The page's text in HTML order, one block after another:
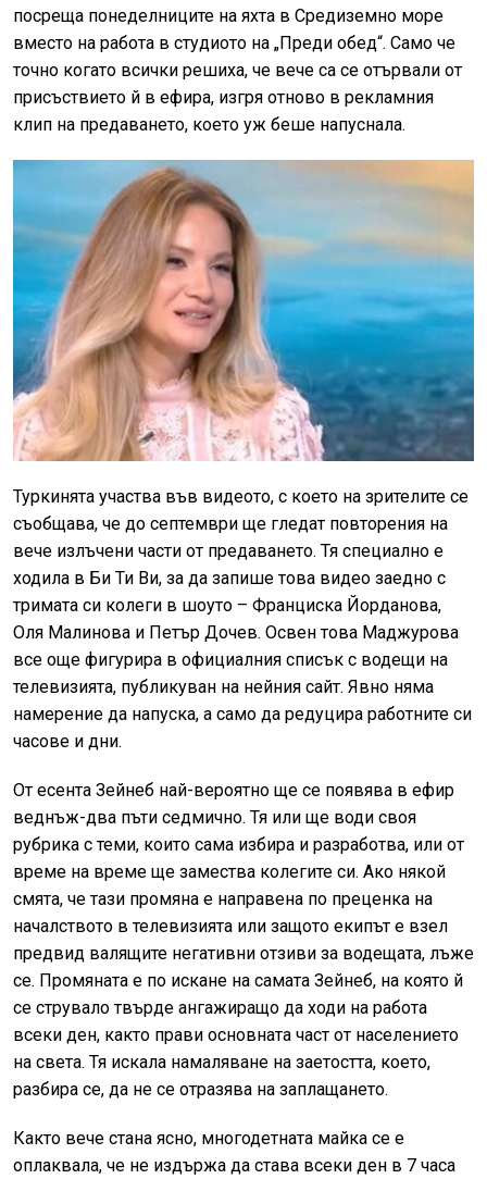
посреща понеделниците на яхта в Средиземно море
вместо на работа в студиото на „Преди обед“. Само че
точно когато всички решиха, че вече са се отървали от
присъствието й в ефира, изгря отново в рекламния
клип на предаването, което уж беше напуснала.
Туркинята участва във видеото, с което на зрителите се
съобщава, че до септември ще гледат повторения на
вече излъчени части от предаването. Тя специално е
ходила в Би Ти Ви, за да запише това видео заедно с
тримата си колеги в шоуто – Франциска Йорданова,
Оля Малинова и Петър Дочев. Освен това Маджурова
все още фигурира в официалния списък с водещи на
телевизията, публикуван на нейния сайт. Явно няма
намерение да напуска, а само да редуцира работните си
часове и дни.
От есента Зейнеб най-вероятно ще се появява в ефир
веднъж-два пъти седмично. Тя или ще води своя
рубрика с теми, които сама избира и разработва, или от
време на време ще замества колегите си. Ако някой
смята, че тази промяна е направена по преценка на
началството в телевизията или защото екипът е взел
предвид валящите негативни отзиви за водещата, лъже
се. Промяната е по искане на самата Зейнеб, на която й
се струвало твърде ангажиращо да ходи на работа
всеки ден, както прави основната част от населението
на света. Тя искала намаляване на заетостта, което,
разбира се, да не се отразява на заплащането.
Както вече стана ясно, многодетната майка се е
оплаквала, че не издържа да става всеки ден в 7 часа